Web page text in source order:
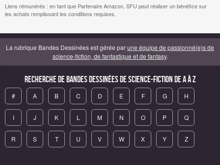
Liens rémunérés : en tant que Partenaire Amazon, SFU peut réaliser un bénéfice sur
les achats remplissant les conditions requises.
La rubrique Bandes Dessinées est gérée parune équipe de passionné(e)s de
science-fiction, de fantastique et de fantasy.
Recherche de Bandes Dessinées de science-fiction de A à Z
# A B C D E F G H
I J K L M N O P Q
R S T U V W X Y Z